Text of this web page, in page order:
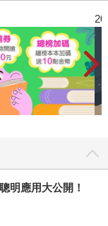
明應用大公開！